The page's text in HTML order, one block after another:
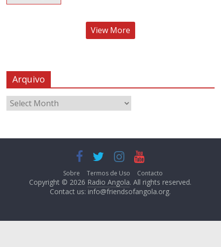
View More
Arquivo
Sobre Termos de Uso Contacto
Copyright © 2026 Radio Angola. All rights reserved.
Contact us: info@friendsofangola.org.